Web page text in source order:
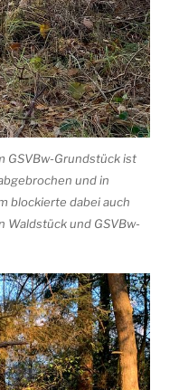
GSVBw-Grundstück ist
und in
blockierte dabei auch
Waldstück und GSVBw-